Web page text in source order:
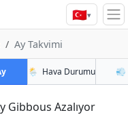
🇹🇷▾
Ay Takvimi
🌦️ Hava Durumu 💨
Gibbous Azalıyor